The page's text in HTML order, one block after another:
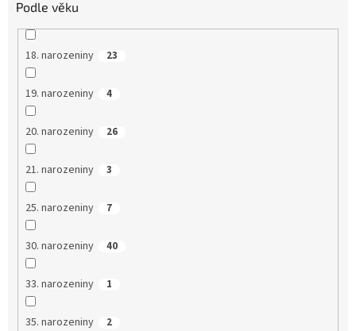
Podle věku
18. narozeniny 23
19. narozeniny 4
20. narozeniny 26
21. narozeniny 3
25. narozeniny 7
30. narozeniny 40
33. narozeniny 1
35. narozeniny 2